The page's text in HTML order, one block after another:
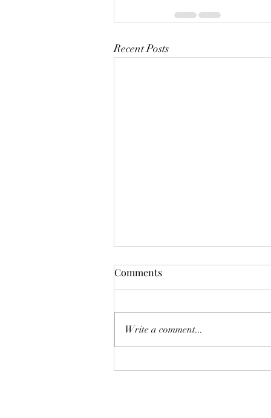
Recent Posts
Comments
Write a comment...